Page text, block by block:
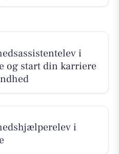
i
og start din karriere
i